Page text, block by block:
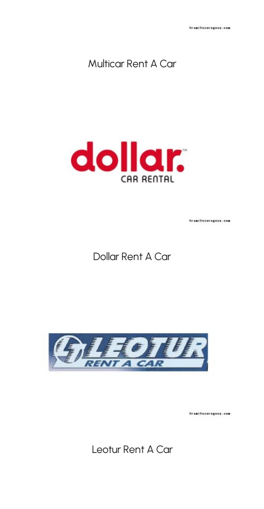
Multicar Rent A Car
Dollar Rent A Car
Leotur Rent A Car